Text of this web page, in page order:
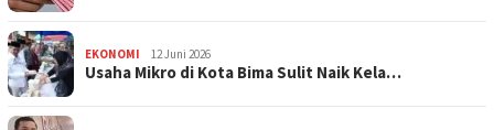
EKONOMI 12 Juni 2026
Usaha Mikro di Kota Bima Sulit Naik Kela…